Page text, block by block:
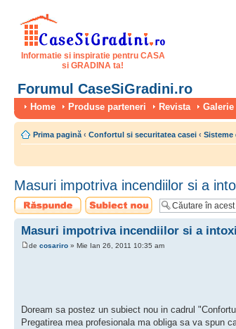
Informatie si inspiratie pentru CASA
si GRADINA ta!
Forumul CaseSiGradini.ro
Home Produse parteneri Revista
Prima pagină ‹ Confortul si securitatea casei ‹ Sisteme
Masuri impotriva incendiilor si a
Scrie un răspuns
Scrie un subiect
nou
Masuri impotriva incendiilor si a
de cosariro » Mie Ian 26, 2011 10:35 am
Doream sa postez un subiect nou in cadrul
Pregatirea mea profesionala ma obliga sa va spun